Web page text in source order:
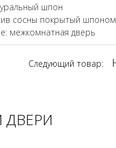
шпон
сосны покрытый
межкомнатная дверь
Следующий товар:
ДВЕРИ